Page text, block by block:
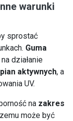
warunki
sprostać
Guma
działanie
aktywnych, a
UV.
na zakres
może być